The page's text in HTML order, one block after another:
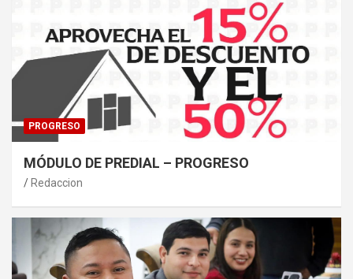
PROGRESO
MÓDULO DE PREDIAL – PROGRESO
Redaccion